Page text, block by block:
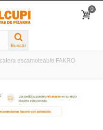
0
Buscar
escamoteable FAKRO